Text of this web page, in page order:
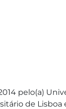
pelo(a)
de